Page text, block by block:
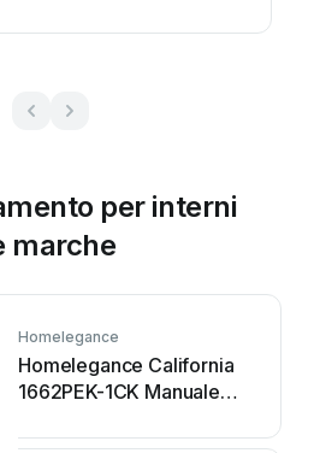
per interni
marche
Homelegance
Homelegance California
1662PEK-1CK Manuale